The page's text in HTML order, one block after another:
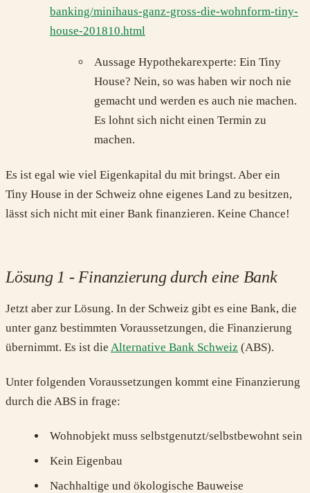
banking/minihaus-ganz-gross-die-wohnform-tiny-
house-201810.html
Aussage Hypothekarexperte: Ein Tiny
House? Nein, so was haben wir noch nie
gemacht und werden es auch nie machen.
Es lohnt sich nicht einen Termin zu
machen.
Es ist egal wie viel Eigenkapital du mit bringst. Aber ein
Tiny House in der Schweiz ohne eigenes Land zu besitzen,
lässt sich nicht mit einer Bank finanzieren. Keine Chance!
Lösung 1 - Finanzierung durch eine Bank
Jetzt aber zur Lösung. In der Schweiz gibt es eine Bank, die
unter ganz bestimmten Voraussetzungen, die Finanzierung
übernimmt. Es ist die Alternative Bank Schweiz (ABS).
Unter folgenden Voraussetzungen kommt eine Finanzierung
durch die ABS in frage:
Wohnobjekt muss selbstgenutzt/selbstbewohnt sein
Kein Eigenbau
Nachhaltige und ökologische Bauweise